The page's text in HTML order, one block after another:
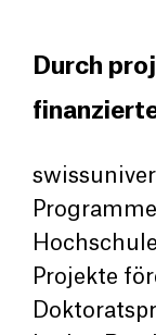
Durch
Projekte